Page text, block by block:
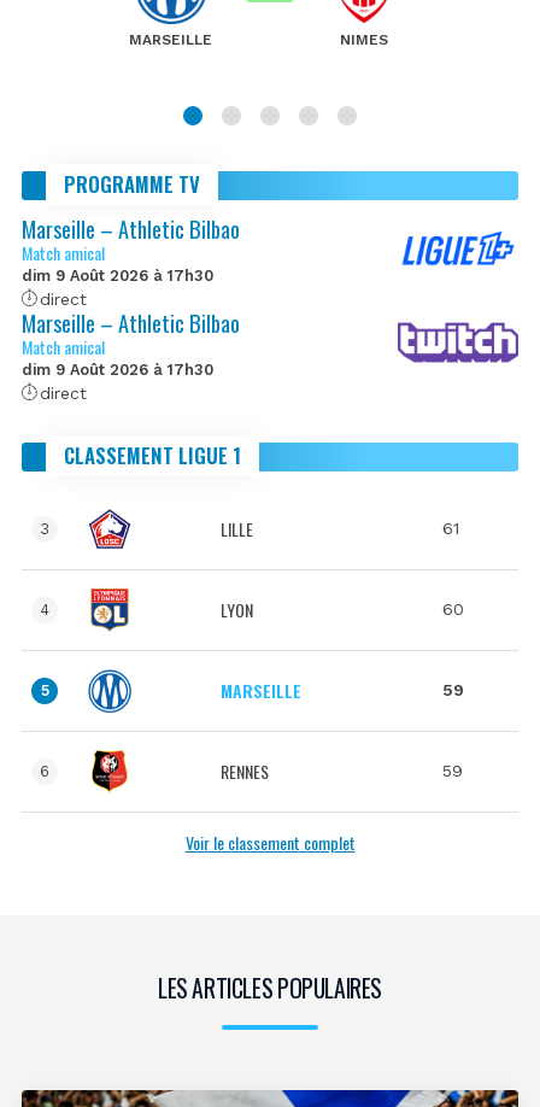
MARSEILLE NIMES
PROGRAMME TV
Marseille – Athletic Bilbao
Match amical
dim 9 Août 2026 à 17h30
direct
Marseille – Athletic Bilbao
Match amical
dim 9 Août 2026 à 17h30
direct
CLASSEMENT LIGUE 1
3 LILLE 61
4 LYON 60
5 MARSEILLE 59
6 RENNES 59
Voir le classement complet
LES ARTICLES POPULAIRES